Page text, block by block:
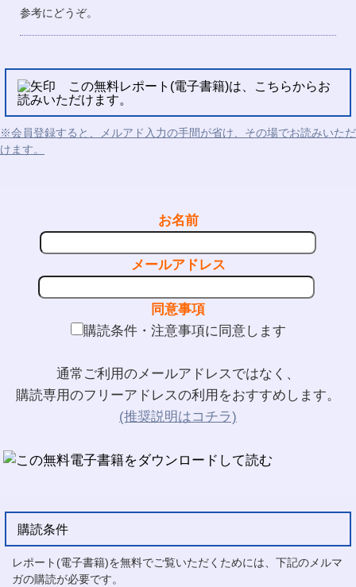
参考にどうぞ。
この無料レポート(電子書籍)は、こちらからお
読みいただけます。
※会員登録すると、メルアド入力の手間が省け、その場でお読みいただ
けます。
お名前
メールアドレス
同意事項
購読条件・注意事項に同意します
通常ご利用のメールアドレスではなく、
購読専用のフリーアドレスの利用をおすすめします。
(推奨説明はコチラ)
購読条件
レポート(電子書籍)を無料でご覧いただくためには、下記のメルマ
ガの購読が必要です。